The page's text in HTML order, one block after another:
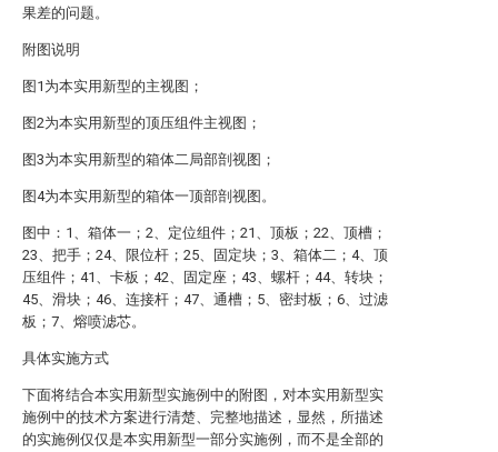
果差的问题。
附图说明
图1为本实用新型的主视图；
图2为本实用新型的顶压组件主视图；
图3为本实用新型的箱体二局部剖视图；
图4为本实用新型的箱体一顶部剖视图。
图中：1、箱体一；2、定位组件；21、顶板；22、顶槽；
23、把手；24、限位杆；25、固定块；3、箱体二；4、顶
压组件；41、卡板；42、固定座；43、螺杆；44、转块；
45、滑块；46、连接杆；47、通槽；5、密封板；6、过滤
板；7、熔喷滤芯。
具体实施方式
下面将结合本实用新型实施例中的附图，对本实用新型实
施例中的技术方案进行清楚、完整地描述，显然，所描述
的实施例仅仅是本实用新型一部分实施例，而不是全部的